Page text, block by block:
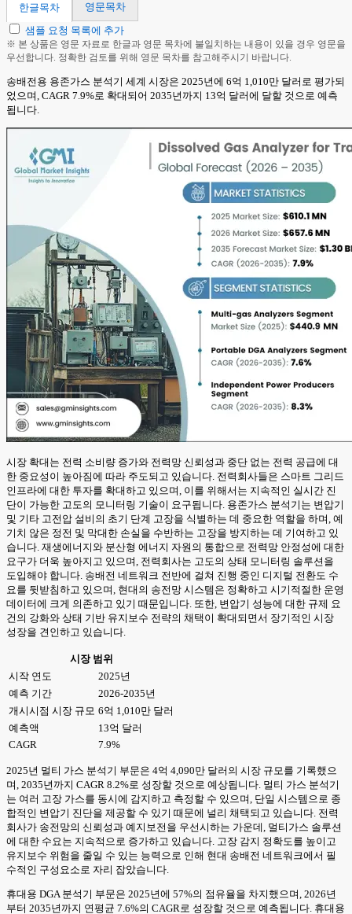
한글목차
영문목차
샘플 요청 목록에 추가
※ 본 상품은 영문 자료로 한글과 영문 목차에 불일치하는 내용이 있을 경우 영문을
우선합니다. 정확한 검토를 위해 영문 목차를 참고해주시기 바랍니다.
송배전용 용존가스 분석기 세계 시장은 2025년에 6억 1,010만 달러로 평가되
었으며, CAGR 7.9%로 확대되어 2035년까지 13억 달러에 달할 것으로 예측
됩니다.
시장 확대는 전력 소비량 증가와 전력망 신뢰성과 중단 없는 전력 공급에 대
한 중요성이 높아짐에 따라 주도되고 있습니다. 전력회사들은 스마트 그리드
인프라에 대한 투자를 확대하고 있으며, 이를 위해서는 지속적인 실시간 진
단이 가능한 고도의 모니터링 기술이 요구됩니다. 용존가스 분석기는 변압기
및 기타 고전압 설비의 초기 단계 고장을 식별하는 데 중요한 역할을 하며, 예
기치 않은 정전 및 막대한 손실을 수반하는 고장을 방지하는 데 기여하고 있
습니다. 재생에너지와 분산형 에너지 자원의 통합으로 전력망 안정성에 대한
요구가 더욱 높아지고 있으며, 전력회사는 고도의 상태 모니터링 솔루션을
도입해야 합니다. 송배전 네트워크 전반에 걸쳐 진행 중인 디지털 전환도 수
요를 뒷받침하고 있으며, 현대의 송전망 시스템은 정확하고 시기적절한 운영
데이터에 크게 의존하고 있기 때문입니다. 또한, 변압기 성능에 대한 규제 요
건의 강화와 상태 기반 유지보수 전략의 채택이 확대되면서 장기적인 시장
성장을 견인하고 있습니다.
시장 범위
시작 연도
2025년
예측 기간
2026-2035년
개시시점 시장 규모 6억 1,010만 달러
예측액
13억 달러
CAGR
7.9%
2025년 멀티 가스 분석기 부문은 4억 4,090만 달러의 시장 규모를 기록했으
며, 2035년까지 CAGR 8.2%로 성장할 것으로 예상됩니다. 멀티 가스 분석기
는 여러 고장 가스를 동시에 감지하고 측정할 수 있으며, 단일 시스템으로 종
합적인 변압기 진단을 제공할 수 있기 때문에 널리 채택되고 있습니다. 전력
회사가 송전망의 신뢰성과 예지보전을 우선시하는 가운데, 멀티가스 솔루션
에 대한 수요는 지속적으로 증가하고 있습니다. 고장 감지 정확도를 높이고
유지보수 위험을 줄일 수 있는 능력으로 인해 현대 송배전 네트워크에서 필
수적인 구성요소로 자리 잡았습니다.
휴대용 DGA 분석기 부문은 2025년에 57%의 점유율을 차지했으며, 2026년
부터 2035년까지 연평균 7.6%의 CAGR로 성장할 것으로 예측됩니다. 휴대용